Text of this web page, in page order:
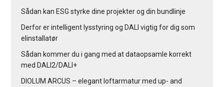
Sådan kan ESG styrke dine projekter og din bundlinje
Derfor er intelligent lysstyring og DALI vigtig for dig som
elinstallatør
Sådan kommer du i gang med at dataopsamle korrekt
med DALI2/DALI+
DIOLUM ARCUS – elegant loftarmatur med up- and